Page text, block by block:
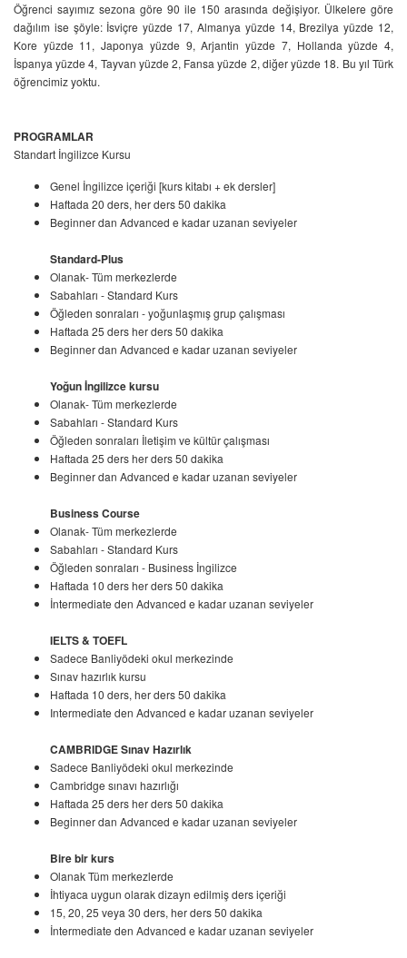
Öğrenci sayımız sezona göre 90 ile 150 arasında değişiyor. Ülkelere göre
dağılım ise şöyle: İsviçre yüzde 17, Almanya yüzde 14, Brezilya yüzde 12,
Kore yüzde 11, Japonya yüzde 9, Arjantin yüzde 7, Hollanda yüzde 4,
İspanya yüzde 4, Tayvan yüzde 2, Fansa yüzde 2, diğer yüzde 18. Bu yıl Türk
öğrencimiz yoktu.
PROGRAMLAR
Standart İngilizce Kursu
Genel İngilizce içeriği [kurs kitabı + ek dersler]
Haftada 20 ders, her ders 50 dakika
Beginner dan Advanced e kadar uzanan seviyeler
Standard-Plus
Olanak- Tüm merkezlerde
Sabahları - Standard Kurs
Öğleden sonraları - yoğunlaşmış grup çalışması
Haftada 25 ders her ders 50 dakika
Beginner dan Advanced e kadar uzanan seviyeler
Yoğun İngilizce kursu
Olanak- Tüm merkezlerde
Sabahları - Standard Kurs
Öğleden sonraları İletişim ve kültür çalışması
Haftada 25 ders her ders 50 dakika
Beginner dan Advanced e kadar uzanan seviyeler
Business Course
Olanak- Tüm merkezlerde
Sabahları - Standard Kurs
Öğleden sonraları - Business İngilizce
Haftada 10 ders her ders 50 dakika
İntermediate den Advanced e kadar uzanan seviyeler
IELTS & TOEFL
Sadece Banliyödeki okul merkezinde
Sınav hazırlık kursu
Haftada 10 ders, her ders 50 dakika
Intermediate den Advanced e kadar uzanan seviyeler
CAMBRIDGE Sınav Hazırlık
Sadece Banliyödeki okul merkezinde
Cambridge sınavı hazırlığı
Haftada 25 ders her ders 50 dakika
Beginner dan Advanced e kadar uzanan seviyeler
Bire bir kurs
Olanak Tüm merkezlerde
İhtiyaca uygun olarak dizayn edilmiş ders içeriği
15, 20, 25 veya 30 ders, her ders 50 dakika
İntermediate den Advanced e kadar uzanan seviyeler